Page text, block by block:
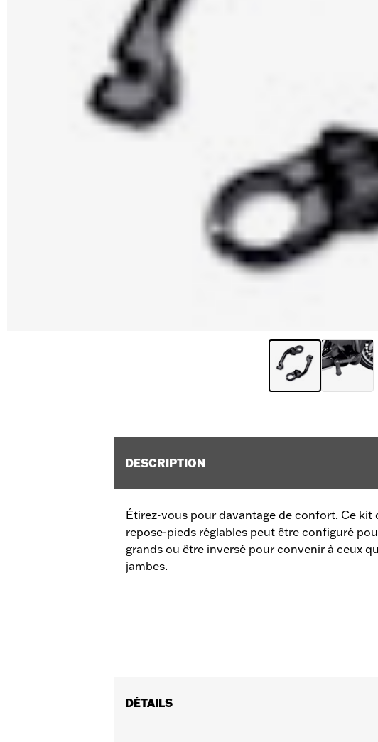
DESCRIPTION
Étirez-vous pour davantage de confort. Ce kit
repose-pieds réglables peut être configuré
grands ou être inversé pour convenir à ceux
jambes.
DÉTAILS